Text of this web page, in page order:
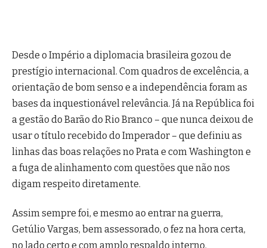
Desde o Império a diplomacia brasileira gozou de
prestígio internacional. Com quadros de excelência, a
orientação de bom senso e a independência foram as
bases da inquestionável relevância. Já na República foi
a gestão do Barão do Rio Branco – que nunca deixou de
usar o título recebido do Imperador – que definiu as
linhas das boas relações no Prata e com Washington e
a fuga de alinhamento com questões que não nos
digam respeito diretamente.
Assim sempre foi, e mesmo ao entrar na guerra,
Getúlio Vargas, bem assessorado, o fez na hora certa,
no lado certo e com amplo respaldo interno.